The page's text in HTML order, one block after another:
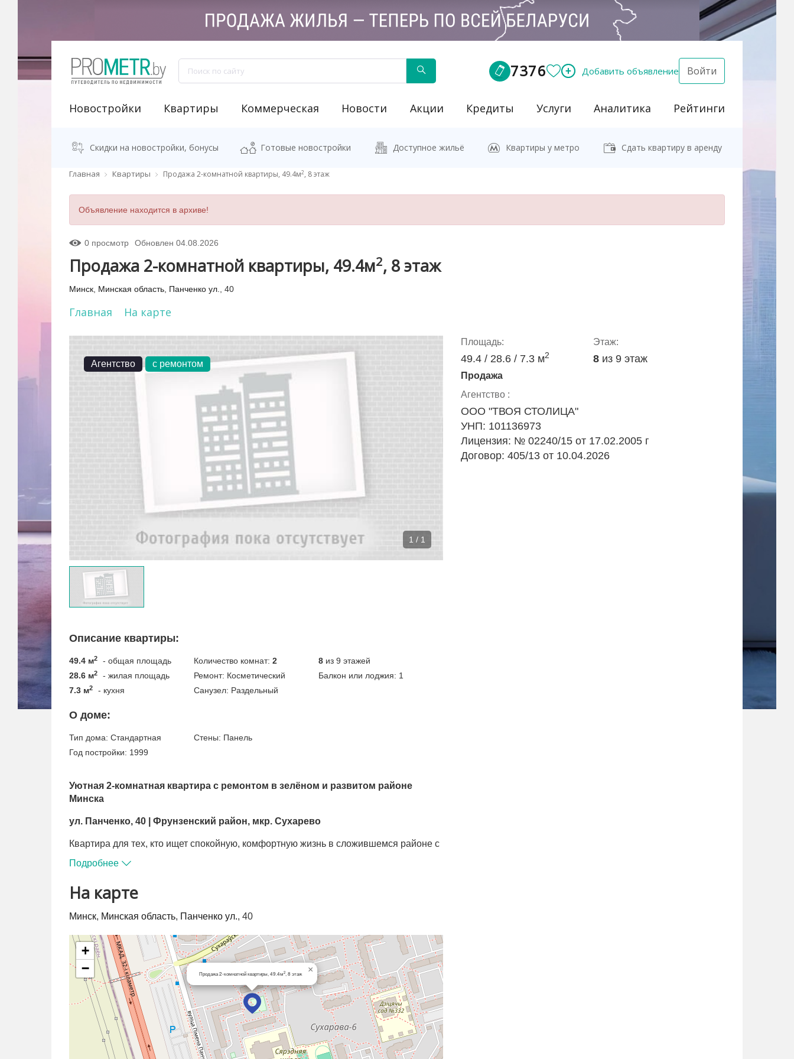
7376 Добавить объявление Войти
Новостройки Квартиры Коммерческая Новости Акции Кредиты Услуги Аналитика Рейтинги
Скидки на новостройки, бонусы Готовые новостройки Доступное жильё Квартиры у метро Сдать квартиру в аренду
Главная Квартиры Продажа 2-комнатной квартиры, 49.4м2, 8 этаж
Объявление находится в архиве!
0 просмотр Обновлен 04.08.2026
Продажа 2-комнатной квартиры, 49.4м2, 8 этаж
Минск Минская область Панченко ул. , 40
Главная На карте
1 / 1
Агентство с ремонтом
Описание квартиры:
49.4 м2
- общая площадь
28.6 м2
- жилая площадь
7.3 м2 - кухня
Количество комнат: 2
Ремонт: Косметический
Санузел: Раздельный
8 из 9 этажей
Балкон или лоджия: 1
О доме:
Тип дома: Стандартная
Год постройки: 1999
Стены: Панель
Уютная 2‑комнатная квартира с ремонтом в зелёном и развитом районе
Минска
ул. Панченко, 40 | Фрунзенский район, мкр. Сухарево
Квартира для тех, кто ищет спокойную, комфортную жизнь в сложившемся районе с
Светлая и тёплая двухкомнатная квартира общей площадью
49,4 м² по СНБ ) расположена на
8 этаже 9‑этажного панельного дома 1999 года
постройки.
Жилая площадь — 28,6 м²
Просторная кухня — 7,3 м² — редкое преимущество для квартир этого формата
Раздельный санузел
Застеклённая лоджия
Установлены:
Подробнее
На карте
Минск, Минская область, Панченко ул., 40
Продажа 2-комнатной квартиры, 49.4м2 , 8 этаж ×
+
−
Площадь:
49.4 / 28.6 / 7.3 м2
Этаж:
8 из 9 этаж
Продажа
Агентство :
ООО "ТВОЯ СТОЛИЦА"
УНП: 101136973
Лицензия: № 02240/15 от 17.02.2005 г
Договор: 405/13 от 10.04.2026